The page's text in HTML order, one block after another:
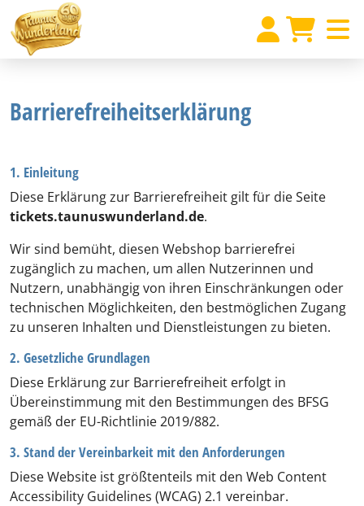
Barrierefreiheitserklärung
1. Einleitung
Diese Erklärung zur Barrierefreiheit gilt für die Seite
tickets.taunuswunderland.de.
Wir sind bemüht, diesen Webshop barrierefrei
zugänglich zu machen, um allen Nutzerinnen und
Nutzern, unabhängig von ihren Einschränkungen oder
technischen Möglichkeiten, den bestmöglichen Zugang
zu unseren Inhalten und Dienstleistungen zu bieten.
2. Gesetzliche Grundlagen
Diese Erklärung zur Barrierefreiheit erfolgt in
Übereinstimmung mit den Bestimmungen des BFSG
gemäß der EU-Richtlinie 2019/882.
3. Stand der Vereinbarkeit mit den Anforderungen
Diese Website ist größtenteils mit den Web Content
Accessibility Guidelines (WCAG) 2.1 vereinbar.